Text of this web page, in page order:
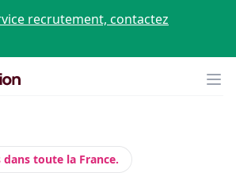
recrutement, contactez
toute la France.